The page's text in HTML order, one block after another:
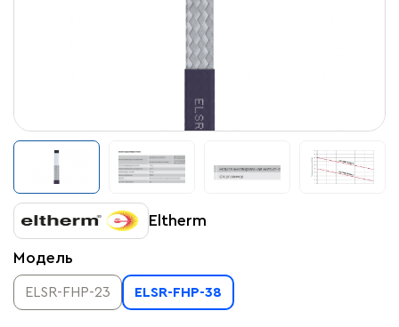
Eltherm
Модель
ELSR-FHP-23 ELSR-FHP-38